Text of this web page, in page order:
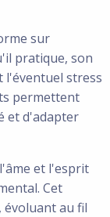
sur
pratique, son
l'éventuel stress
permettent
et d'adapter
et l'esprit
Cet
évoluant au fil